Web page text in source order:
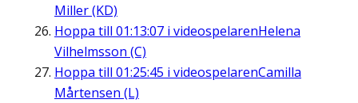
Miller (KD)
Hoppa till 01:13:07 i videospelarenHelena
Vilhelmsson (C)
Hoppa till 01:25:45 i videospelarenCamilla
Mårtensen (L)